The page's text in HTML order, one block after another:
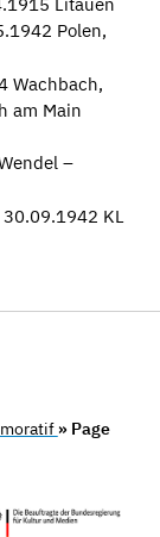
Polen,
Wachbach,
am Main
–
KL
» Page